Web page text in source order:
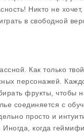
Никто не
в свободной
Как только
персонажей.
фрукты, чтобы
соединяется с
просто и
когда